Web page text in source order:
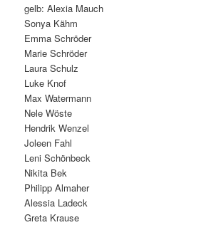
gelb: Alexia Mauch
Sonya Kähm
Emma Schröder
Marie Schröder
Laura Schulz
Luke Knof
Max Watermann
Nele Wöste
Hendrik Wenzel
Joleen Fahl
Leni Schönbeck
Nikita Bek
Philipp Almaher
Alessia Ladeck
Greta Krause